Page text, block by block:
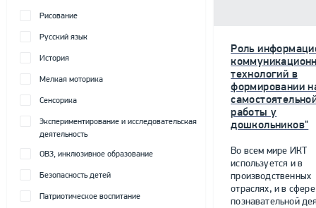
Рисование
Русский язык
История
Мелкая моторика
Сенсорика
Экспериментирование и исследовательская
деятельность
ОВЗ, инклюзивное образование
Безопасность детей
Патриотическое воспитание
Роль
технологий в
формировании
работы у
дошкольников"
Во всем мире ИКТ
используется и в
производственных
отраслях, и в сфере
познавательной